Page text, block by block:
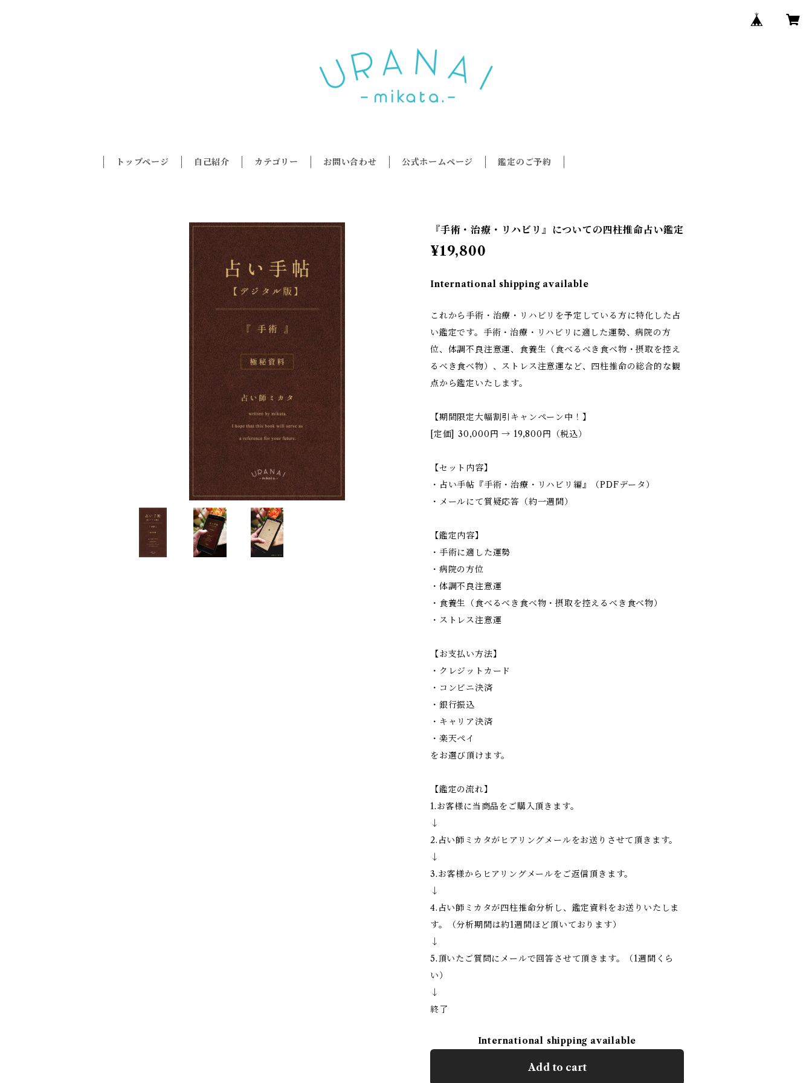
トップページ 自己紹介 カテゴリー お問い合わせ 公式ホームページ 鑑定のご予約
『手術・治療・リハビリ』についての四柱推命占い鑑定
¥19,800
International shipping available
これから手術・治療・リハビリを予定している方に特化した占
い鑑定です。手術・治療・リハビリに適した運勢、病院の方
位、体調不良注意運、食養生（食べるべき食べ物・摂取を控え
るべき食べ物）、ストレス注意運など、四柱推命の総合的な観
点から鑑定いたします。
【期間限定大幅割引キャンペーン中！】
[定価] 30,000円 → 19,800円（税込）
【セット内容】
・占い手帖『手術・治療・リハビリ編』（PDFデータ）
・メールにて質疑応答（約一週間）
【鑑定内容】
・手術に適した運勢
・病院の方位
・体調不良注意運
・食養生（食べるべき食べ物・摂取を控えるべき食べ物）
・ストレス注意運
【お支払い方法】
・クレジットカード
・コンビニ決済
・銀行振込
・キャリア決済
・楽天ペイ
をお選び頂けます。
【鑑定の流れ】
1.お客様に当商品をご購入頂きます。
↓
2.占い師ミカタがヒアリングメールをお送りさせて頂きます。
↓
3.お客様からヒアリングメールをご返信頂きます。
↓
4.占い師ミカタが四柱推命分析し、鑑定資料をお送りいたしま
す。（分析期間は約1週間ほど頂いております）
↓
5.頂いたご質問にメールで回答させて頂きます。（1週間くら
い）
↓
終了
International shipping available
Add to cart